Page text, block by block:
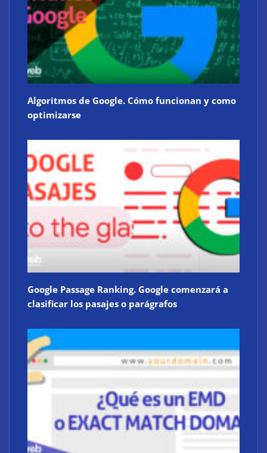
Algoritmos de Google. Cómo funcionan y como
optimizarse
Google Passage Ranking. Google comenzará a
clasificar los pasajes o parágrafos